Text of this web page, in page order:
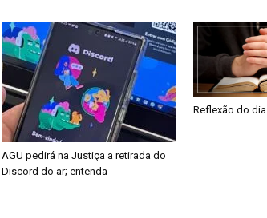
AGU pedirá na Justiça a retirada do
Discord do ar; entenda
Reflexão do dia